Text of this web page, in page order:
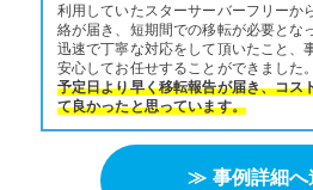
利用していたスターサーバーフリーか
絡が届き、短期間での移転が必要とな
迅速で丁寧な対応をして頂いたこと、
安心してお任せすることができました。
予定日より早く移転報告が届き、コス
て良かったと思っています。
≫ 事例詳細へ